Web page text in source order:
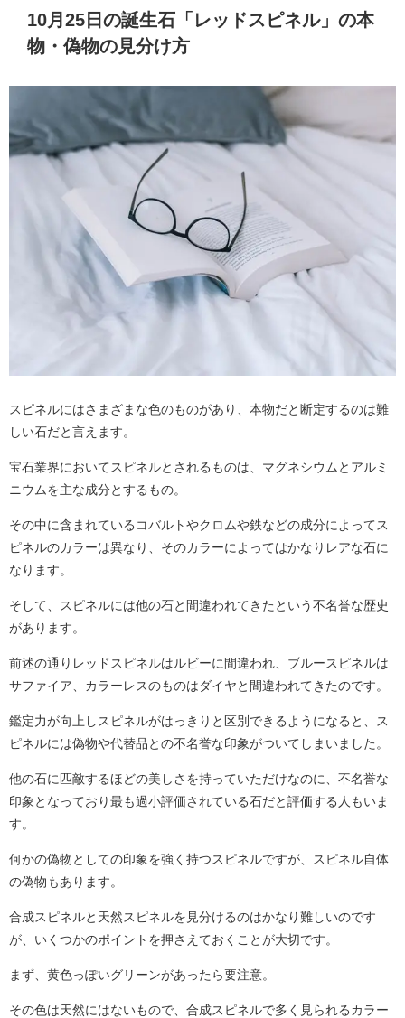
10月25日の誕生石「レッドスピネル」の本
物・偽物の見分け方
スピネルにはさまざまな色のものがあり、本物だと断定するのは難
しい石だと言えます。
宝石業界においてスピネルとされるものは、マグネシウムとアルミ
ニウムを主な成分とするもの。
その中に含まれているコバルトやクロムや鉄などの成分によってス
ピネルのカラーは異なり、そのカラーによってはかなりレアな石に
なります。
そして、スピネルには他の石と間違われてきたという不名誉な歴史
があります。
前述の通りレッドスピネルはルビーに間違われ、ブルースピネルは
サファイア、カラーレスのものはダイヤと間違われてきたのです。
鑑定力が向上しスピネルがはっきりと区別できるようになると、ス
ピネルには偽物や代替品との不名誉な印象がついてしまいました。
他の石に匹敵するほどの美しさを持っていただけなのに、不名誉な
印象となっており最も過小評価されている石だと評価する人もいま
す。
何かの偽物としての印象を強く持つスピネルですが、スピネル自体
の偽物もあります。
合成スピネルと天然スピネルを見分けるのはかなり難しいのです
が、いくつかのポイントを押さえておくことが大切です。
まず、黄色っぽいグリーンがあったら要注意。
その色は天然にはないもので、合成スピネルで多く見られるカラー